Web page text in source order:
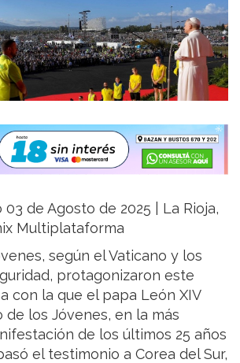
03 de Agosto de 2025 | La Rioja,
Multiplataforma
según el Vaticano y los
protagonizaron este
con la que el papa León XIV
de los Jóvenes, en la más
de los últimos 25 años
el testimonio a Corea del Sur,